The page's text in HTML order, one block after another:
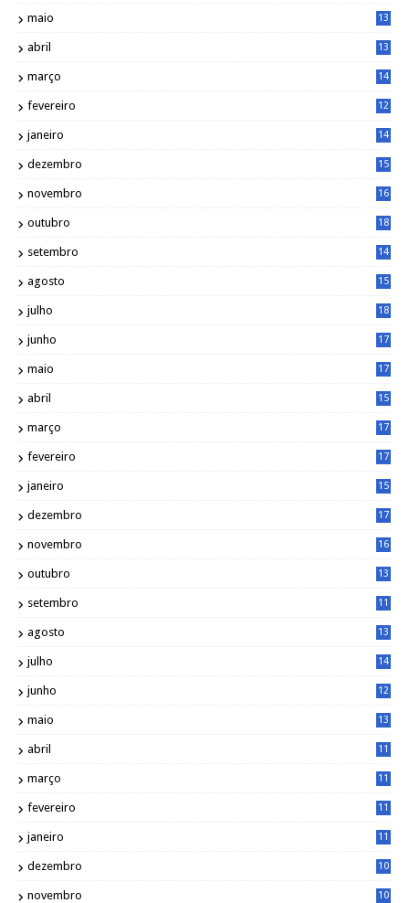
maio
13
abril
13
março
14
fevereiro
12
janeiro
14
dezembro
15
novembro
16
outubro
18
setembro
14
agosto
15
julho
18
junho
17
maio
17
abril
15
março
17
fevereiro
17
janeiro
15
dezembro
17
novembro
16
outubro
13
setembro
11
agosto
13
julho
14
junho
12
maio
13
abril
11
março
11
fevereiro
11
janeiro
11
dezembro
10
novembro
10